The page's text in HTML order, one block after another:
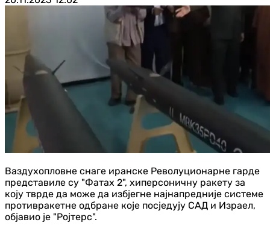
Ваздухопловне снаге иранске Револуционарне гарде
представиле су "Фатах 2", хиперсоничну ракету за
коју тврде да може да избјегне најнапредније системе
противракетне одбране које посједују САД и Израел,
објавио је "Ројтерс".